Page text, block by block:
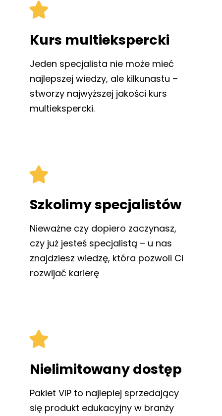
Kurs multiekspercki
Jeden specjalista nie może mieć
najlepszej wiedzy, ale kilkunastu –
stworzy najwyższej jakości kurs
multiekspercki.
Szkolimy specjalistów
Nieważne czy dopiero zaczynasz,
czy już jesteś specjalistą – u nas
znajdziesz wiedzę, która pozwoli Ci
rozwijać karierę
Nielimitowany dostęp
Pakiet VIP to najlepiej sprzedający
się produkt edukacyjny w branży